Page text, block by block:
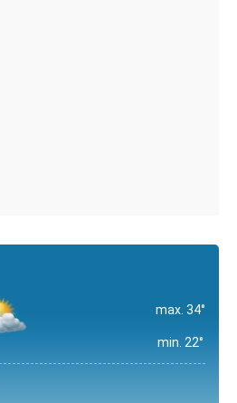
max. 34°
min. 22°